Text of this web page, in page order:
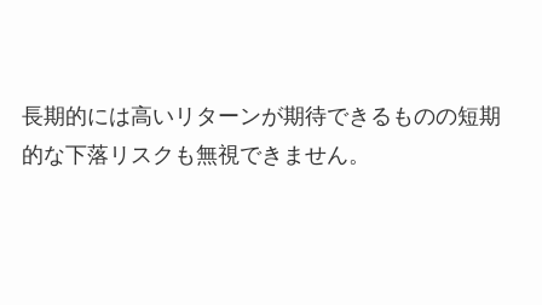
長期的には高いリターンが期待できるものの短期
的な下落リスクも無視できません。